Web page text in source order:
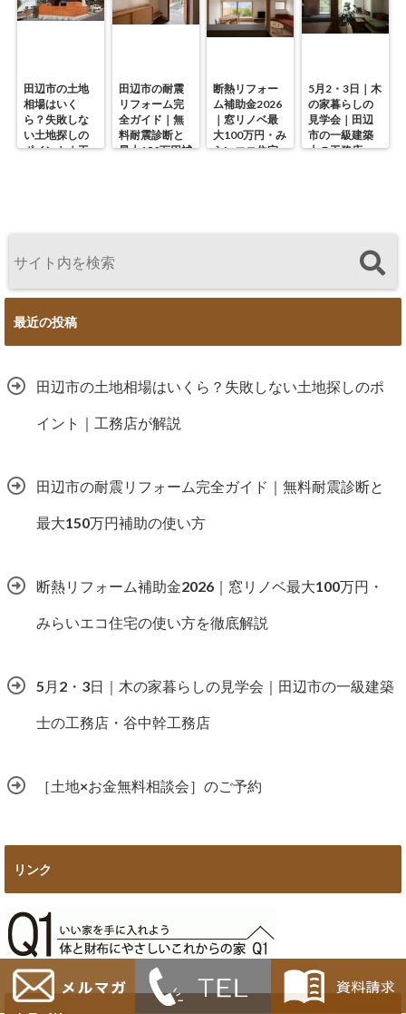
田辺市の土地
相場はいく
ら？失敗しな
い土地探しの
ポイント｜工
田辺市の耐震
リフォーム完
全ガイド｜無
料耐震診断と
最大150万円補
断熱リフォー
ム補助金2026
｜窓リノベ最
大100万円・み
らいエコ住宅
5月2・3日｜木
の家暮らしの
見学会｜田辺
市の一級建築
士の工務店・
最近の投稿
田辺市の土地相場はいくら？失敗しない土地探しのポ
イント｜工務店が解説
田辺市の耐震リフォーム完全ガイド｜無料耐震診断と
最大150万円補助の使い方
断熱リフォーム補助金2026｜窓リノベ最大100万円・
みらいエコ住宅の使い方を徹底解説
5月2・3日｜木の家暮らしの見学会｜田辺市の一級建築
士の工務店・谷中幹工務店
［土地×お金無料相談会］のご予約
リンク